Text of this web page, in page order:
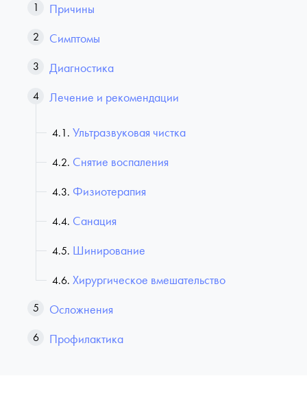
Причины
Симптомы
Диагностика
Лечение и рекомендации
Ультразвуковая чистка
Снятие воспаления
Физиотерапия
Санация
Шинирование
Хирургическое вмешательство
Осложнения
Профилактика